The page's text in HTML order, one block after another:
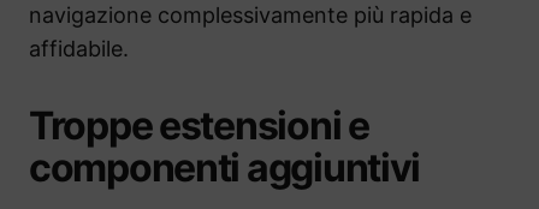
navigazione complessivamente più rapida e
affidabile.
Troppe estensioni e
componenti aggiuntivi